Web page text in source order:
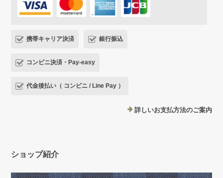
携帯キャリア決済 銀行振込
コンビニ決済・Pay-easy
代金後払い（ コンビニ / Line Pay ）
詳しいお支払方法のご案内
ショップ紹介